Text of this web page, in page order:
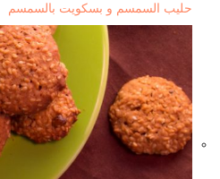
حليب السمسم و بسكويت بالسمسم